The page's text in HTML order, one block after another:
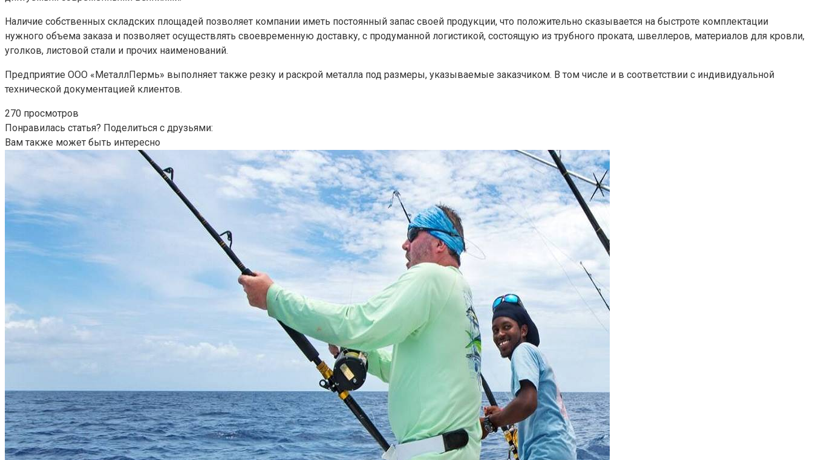
Наличие собственных складских площадей позволяет компании иметь постоянный запас своей продукции, что положительно сказывается на быстроте комплектации
нужного объема заказа и позволяет осуществлять своевременную доставку, с продуманной логистикой, состоящую из трубного проката, швеллеров, материалов для кровли,
уголков, листовой стали и прочих наименований.
Предприятие ООО «МеталлПермь» выполняет также резку и раскрой металла под размеры, указываемые заказчиком. В том числе и в соответствии с индивидуальной
технической документацией клиентов.
270 просмотров
Понравилась статья? Поделиться с друзьями:
Вам также может быть интересно